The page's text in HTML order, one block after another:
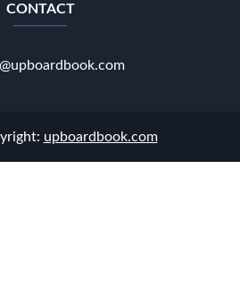
CONTACT
upboardbook.com